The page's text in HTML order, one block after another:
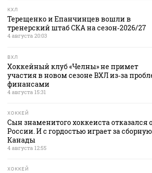
КХЛ
Терещенко и Епанчинцев вошли в
тренерский штаб СКА на сезон‑2026/27
4 августа 20:03
ВХЛ
Хоккейный клуб «Челны» не примет
участия в новом сезоне ВХЛ из‑за
финансами
4 августа 15:31
ХОККЕЙ
Сын знаменитого хоккеиста отказался
России. И с гордостью играет за сборную
Канады
4 августа 12:55
ХОККЕЙ